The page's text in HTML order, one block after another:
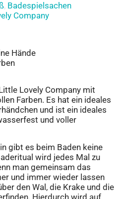
, Badespielsachen
Company
Hände
Lovely Company mit
Farben. Es hat ein ideales
und ist ein ideales
und voller
gibt es beim Baden keine
wird jedes Mal zu
man gemeinsam das
und immer wieder lassen
den Wal, die Krake und die
Hierdurch wird auf